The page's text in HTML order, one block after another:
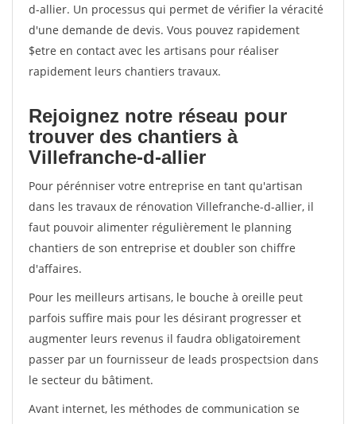
d-allier. Un processus qui permet de vérifier la véracité
d'une demande de devis. Vous pouvez rapidement
$etre en contact avec les artisans pour réaliser
rapidement leurs chantiers travaux.
Rejoignez notre réseau pour
trouver des chantiers à
Villefranche-d-allier
Pour pérénniser votre entreprise en tant qu'artisan
dans les travaux de rénovation Villefranche-d-allier, il
faut pouvoir alimenter régulièrement le planning
chantiers de son entreprise et doubler son chiffre
d'affaires.
Pour les meilleurs artisans, le bouche à oreille peut
parfois suffire mais pour les désirant progresser et
augmenter leurs revenus il faudra obligatoirement
passer par un fournisseur de leads prospectsion dans
le secteur du bâtiment.
Avant internet, les méthodes de communication se